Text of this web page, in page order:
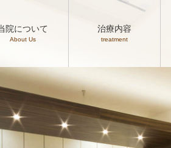
院について
About Us
治療内容
treatment